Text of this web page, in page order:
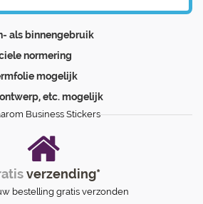
als binnengebruik
normering
mogelijk
etc. mogelijk
Business Stickers
verzending*
bestelling gratis verzonden